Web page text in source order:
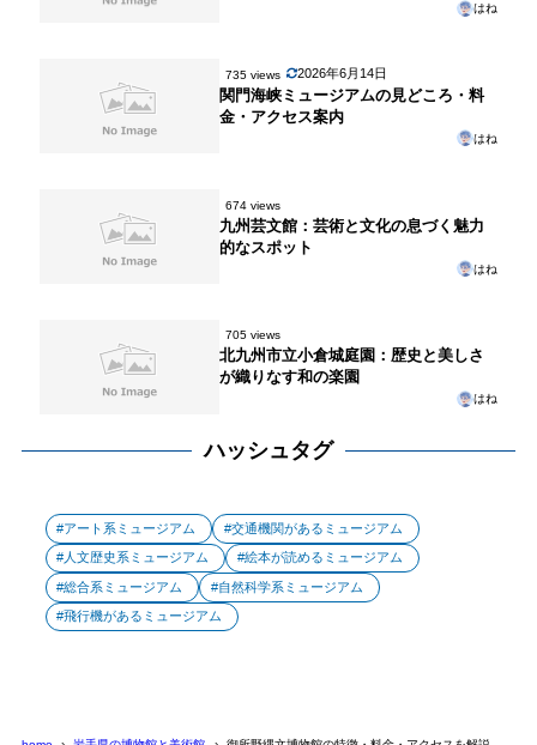
はね
735 views 2026年6月14日
関門海峡ミュージアムの見どころ・料
金・アクセス案内
はね
674 views
九州芸文館：芸術と文化の息づく魅力
的なスポット
はね
705 views
北九州市立小倉城庭園：歴史と美しさ
が織りなす和の楽園
はね
ハッシュタグ
アート系ミュージアム 交通機関があるミュージアム
人文歴史系ミュージアム 絵本が読めるミュージアム
総合系ミュージアム 自然科学系ミュージアム
飛行機があるミュージアム